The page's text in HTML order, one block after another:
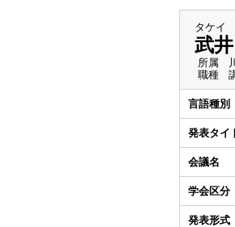
タケイ
武
所属
職種
言語種別
発表タイ
会議名
学会区分
発表形式